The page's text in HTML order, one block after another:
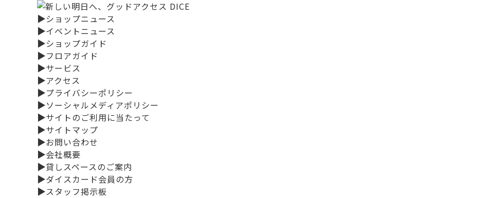
▶ショップニュース
▶イベントニュース
▶ショップガイド
▶フロアガイド
▶サービス
▶アクセス
▶プライバシーポリシー
▶ソーシャルメディアポリシー
▶サイトのご利用に当たって
▶サイトマップ
▶お問い合わせ
▶会社概要
▶貸しスペースのご案内
▶ダイスカード会員の方
▶スタッフ掲示板